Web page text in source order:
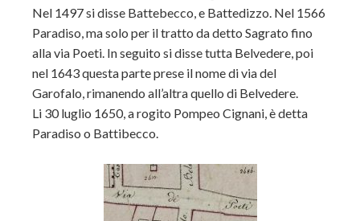
Nel 1497 si disse Battebecco, e Battedizzo. Nel 1566
Paradiso, ma solo per il tratto da detto Sagrato fino
alla via Poeti. In seguito si disse tutta Belvedere, poi
nel 1643 questa parte prese il nome di via del
Garofalo, rimanendo all’altra quello di Belvedere.
Li 30 luglio 1650, a rogito Pompeo Cignani, è detta
Paradiso o Battibecco.